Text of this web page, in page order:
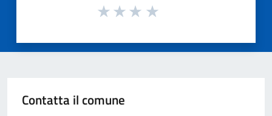
Contatta il comune